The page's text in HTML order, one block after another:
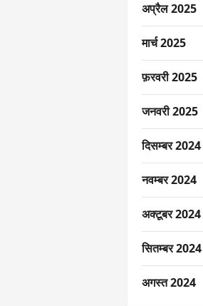
अप्रैल 2025
मार्च 2025
फ़रवरी 2025
जनवरी 2025
दिसम्बर 2024
नवम्बर 2024
अक्टूबर 2024
सितम्बर 2024
अगस्त 2024